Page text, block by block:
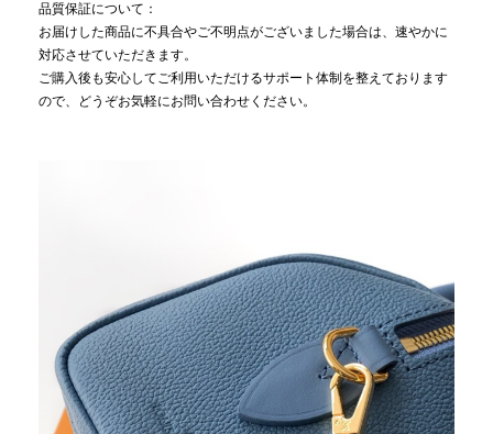
品質保証について：
お届けした商品に不具合やご不明点がございました場合は、速やかに
対応させていただきます。
ご購入後も安心してご利用いただけるサポート体制を整えております
ので、どうぞお気軽にお問い合わせください。